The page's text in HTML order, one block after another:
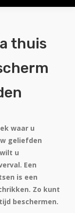
thuis
waar u
geliefden
u
Een
is een
Zo kunt
beschermen.